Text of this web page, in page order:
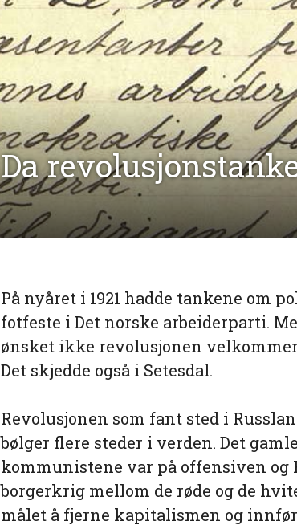
Da
På nyåret i 1921 hadde tankene om
fotfeste i Det norske arbeiderparti.
ønsket ikke revolusjonen
Det skjedde også i Setesdal.
Revolusjonen som fant sted i
bølger flere steder i verden. Det
kommunistene var på offensiven og
borgerkrig mellom de røde og de
målet å fjerne kapitalismen og